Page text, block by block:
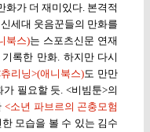
화가 더 재미있다. 본격적
세대 웃음꾼들의 만화를
북스)는 스포츠신문 연재
록한 만화. 하지만 다시
리닝>(애니북스)도 만만
필요할 듯. <비빔툰>의
<소년 파브르의 곤충모험
모습을 볼 수 있는 김수